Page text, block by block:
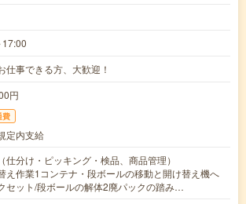
仕事できる方、大歓迎！
円
費
定内支給
仕分け・ピッキング・検品、商品管理）
え作業1コンテナ・段ボールの移動と開け替え機へ
セット/段ボールの解体2廃パックの踏み…